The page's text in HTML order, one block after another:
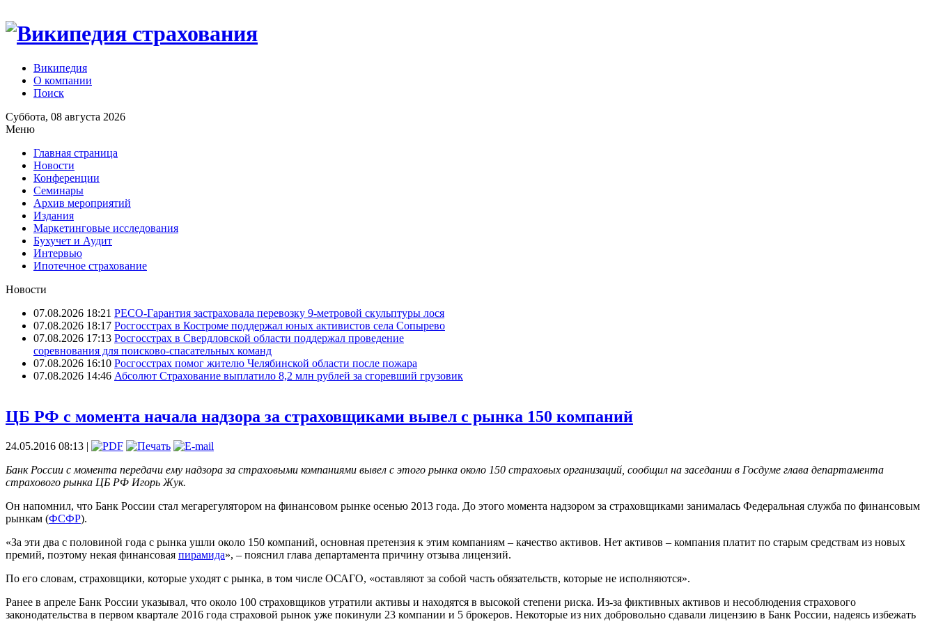
Википедия
О компании
Поиск
Суббота, 08 августа 2026
Меню
Главная страница
Новости
Конференции
Семинары
Архив мероприятий
Издания
Маркетинговые исследования
Бухучет и Аудит
Интервью
Ипотечное страхование
Новости
07.08.2026 18:21 РЕСО-Гарантия застраховала перевозку 9-метровой скульптуры лося
07.08.2026 18:17 Росгосстрах в Костроме поддержал юных активистов села Сопырево
07.08.2026 17:13 Росгосстрах в Свердловской области поддержал проведение
соревнования для поисково‑спасательных команд
07.08.2026 16:10 Росгосстрах помог жителю Челябинской области после пожара
07.08.2026 14:46 Абсолют Страхование выплатило 8,2 млн рублей за сгоревший грузовик
ЦБ РФ с момента начала надзора за страховщиками вывел с рынка 150 компаний
24.05.2016 08:13 |
Банк России с момента передачи ему надзора за страховыми компаниями вывел с этого рынка около 150 страховых организаций, сообщил на заседании в Госдуме глава департамента
страхового рынка ЦБ РФ Игорь Жук.
Он напомнил, что Банк России стал мегарегулятором на финансовом рынке осенью 2013 года. До этого момента надзором за страховщиками занималась Федеральная служба по финансовым
рынкам (ФСФР).
«За эти два с половиной года с рынка ушли около 150 компаний, основная претензия к этим компаниям – качество активов. Нет активов – компания платит по старым средствам из новых
премий, поэтому некая финансовая пирамида», – пояснил глава департамента причину отзыва лицензий.
По его словам, страховщики, которые уходят с рынка, в том числе ОСАГО, «оставляют за собой часть обязательств, которые не исполняются».
Ранее в апреле Банк России указывал, что около 100 страховщиков утратили активы и находятся в высокой степени риска. Из-за фиктивных активов и несоблюдения страхового
законодательства в первом квартале 2016 года страховой рынок уже покинули 23 компании и 5 брокеров. Некоторые из них добровольно сдавали лицензию в Банк России, надеясь избежать